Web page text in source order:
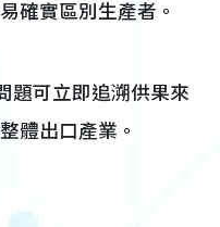
確實區別生產者。
題可立即追溯供果來
體出口產業。